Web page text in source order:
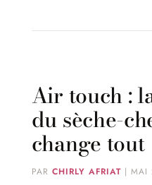
Air touch :
du sèche-
change tout
PAR CHIRLY AFRIAT| MAI